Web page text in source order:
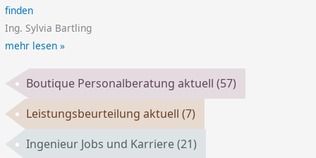
finden
Ing. Sylvia Bartling
mehr lesen »
Boutique Personalberatung aktuell(57)
Leistungsbeurteilung aktuell(7)
Ingenieur Jobs und Karriere(21)